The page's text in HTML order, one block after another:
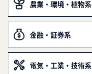
農業・環境・植物系
金融・証券系
電気・工業・技術系